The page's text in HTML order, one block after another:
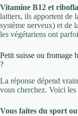
Vitamine B12 et
laitiers, ils apportent de
système nerveux) et de
les végétariens ont
Petit suisse ou fromage
?
La réponse dépend
vous cherchez. Voici
Vous faites du sport